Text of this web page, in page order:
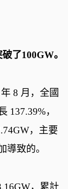
了100GW。
8 月，全國
137.39%，
，主要
導致的。